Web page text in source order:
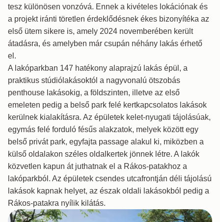
tesz különösen vonzóvá. Ennek a kivételes lokációnak és
a projekt iránti töretlen érdeklődésnek ékes bizonyítéka az
első ütem sikere is, amely 2024 novemberében került
átadásra, és amelyben már csupán néhány lakás érhető
el.
A lakóparkban 147 hatékony alaprajzú lakás épül, a
praktikus stúdiólakásoktól a nagyvonalú ötszobás
penthouse lakásokig, a földszinten, illetve az első
emeleten pedig a belső park felé kertkapcsolatos lakások
kerülnek kialakításra. Az épületek kelet-nyugati tájolásúak,
egymás felé forduló fésűs alakzatok, melyek között egy
belső privát park, egyfajta passage alakul ki, miközben a
külső oldalakon széles oldalkertek jönnek létre. A lakók
közvetlen kapun át juthatnak el a Rákos-patakhoz a
lakóparkból. Az épületek csendes utcafrontján déli tájolású
lakások kapnak helyet, az észak oldali lakásokból pedig a
Rákos-patakra nyílik kilátás.